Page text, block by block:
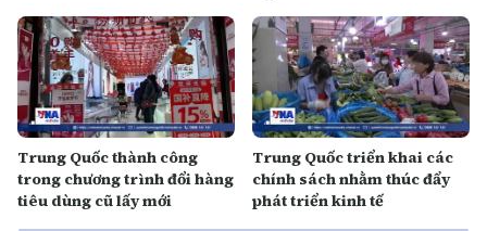
Trung Quốc thành công
trong chương trình đổi hàng
tiêu dùng cũ lấy mới
Trung Quốc triển khai các
chính sách nhằm thúc đẩy
phát triển kinh tế